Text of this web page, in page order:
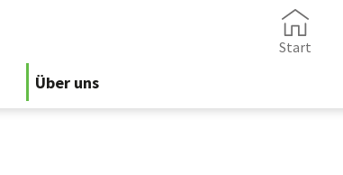
Über uns
Start